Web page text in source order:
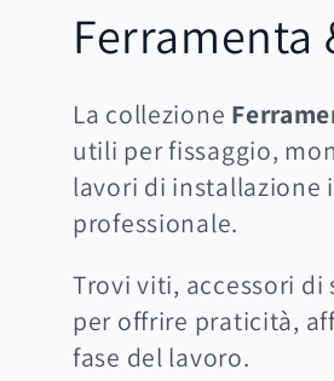
C
o
l
l
e
z
Ferramenta
La collezione
utili per fissaggio,
lavori di installazione
professionale.
Trovi viti, accessori
per offrire praticità,
fase del lavoro.